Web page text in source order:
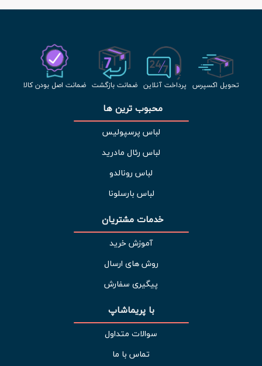
تحویل اکسپرس پرداخت آنلاین ضمانت بازگشت ضمانت اصل بودن کالا
محبوب ترین ها
لباس پرسپولیس
لباس رئال مادرید
لباس رونالدو
لباس بارسلونا
خدمات مشتریان
آموزش خرید
روش های ارسال
پیگیری سفارش
با پریماشاپ
سوالات متداول
تماس با ما